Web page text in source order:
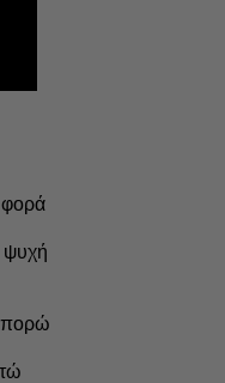
φορά
ψυχή